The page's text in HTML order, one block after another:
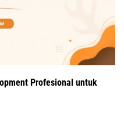
Profesional untuk